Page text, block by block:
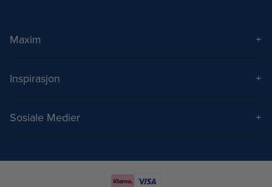
Maxim
Kontakt
Spørsmål og svar
Inspirasjon
Treningsprogram
Sosiale Medier